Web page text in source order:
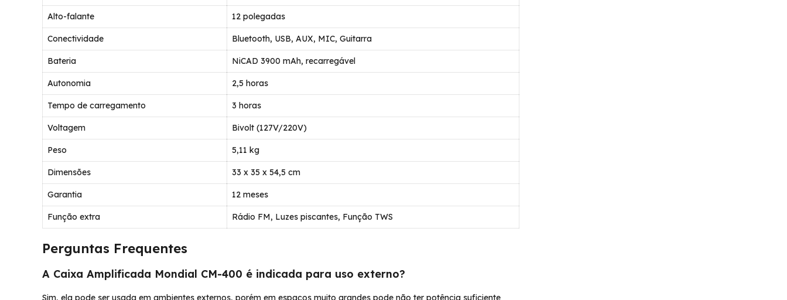
Alto-falante 12 polegadas
Conectividade Bluetooth, USB, AUX, MIC, Guitarra
Bateria NiCAD 3900 mAh, recarregável
Autonomia 2,5 horas
Tempo de carregamento 3 horas
Voltagem Bivolt (127V/220V)
Peso 5,11 kg
Dimensões 33 x 35 x 54,5 cm
Garantia 12 meses
Função extra Rádio FM, Luzes piscantes, Função TWS
Perguntas Frequentes
A Caixa Amplificada Mondial CM-400 é indicada para uso externo?
Sim, ela pode ser usada em ambientes externos, porém em espaços muito grandes pode não ter potência suficiente